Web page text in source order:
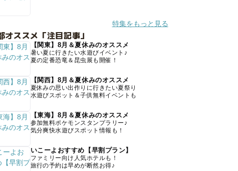
特集をもっと見る
オススメ「注目記事」
【関東】8月＆夏休みのオススメ
暑い夏に行きたい水遊びイベント♪
夏の定番恐竜＆昆虫展も開催！
【関西】8月＆夏休みのオススメ
夏休みの思い出作りに行きたい夏祭り
水遊びスポット＆子供無料イベントも
【東海】8月＆夏休みのオススメ
参加無料ポケモンスタンプラリー♪
気分爽快水遊びスポット情報も！
いこーよおすすめ【早割プラン】
ファミリー向け人気ホテルも！
旅行の予約は早めが断然お得♪